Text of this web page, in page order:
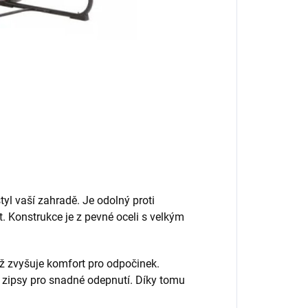
vaší zahradě. Je odolný proti
Konstrukce je z pevné oceli s velkým
zvyšuje komfort pro odpočinek.
pro snadné odepnutí. Díky tomu